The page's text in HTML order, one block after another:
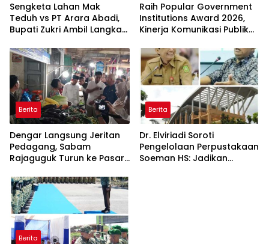
Sengketa Lahan Mak
Teduh vs PT Arara Abadi,
Bupati Zukri Ambil Langkah
Raih Popular Government
Institutions Award 2026,
Kinerja Komunikasi Publik
Kembali Diakui
Berita
Dengar Langsung Jeritan
Pedagang, Sabam
Rajaguguk Turun ke Pasar
Berita
Dr. Elviriadi Soroti
Pengelolaan Perpustakaan
Soeman HS: Jadikan
Berita